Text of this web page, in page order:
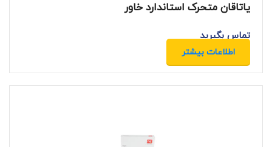
یاتاقان متحرک استاندارد خاور
تماس بگیرید
اطلاعات بیشتر